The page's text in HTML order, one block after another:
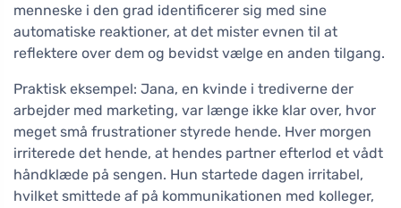
menneske i den grad identificerer sig med sine
automatiske reaktioner, at det mister evnen til at
reflektere over dem og bevidst vælge en anden tilgang.
Praktisk eksempel: Jana, en kvinde i trediverne der
arbejder med marketing, var længe ikke klar over, hvor
meget små frustrationer styrede hende. Hver morgen
irriterede det hende, at hendes partner efterlod et vådt
håndklæde på sengen. Hun startede dagen irritabel,
hvilket smittede af på kommunikationen med kolleger,